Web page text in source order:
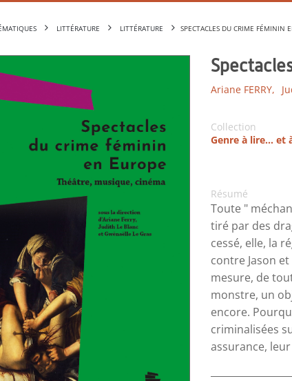
LITTÉRATURE LITTÉRATURE SPECTACLES DU CRIME FÉMININ
Ariane FERRY,
Collection
Genre à lire... et
Résumé
Toute "
tiré par des
cessé, elle, la
contre Jason
mesure, de
monstre, un
encore.
criminalisées
assurance,